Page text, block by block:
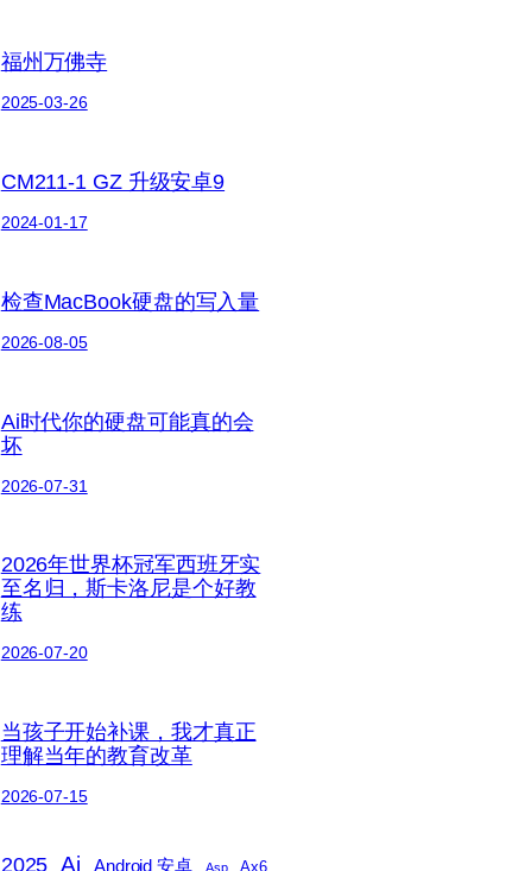
福州万佛寺
2025-03-26
CM211-1 GZ 升级安卓9
2024-01-17
检查MacBook硬盘的写入量
2026-08-05
Ai时代你的硬盘可能真的会
坏
2026-07-31
2026年世界杯冠军西班牙实
至名归，斯卡洛尼是个好教
练
2026-07-20
当孩子开始补课，我才真正
理解当年的教育改革
2026-07-15
2025 Ai Android 安卓 Asp Ax6